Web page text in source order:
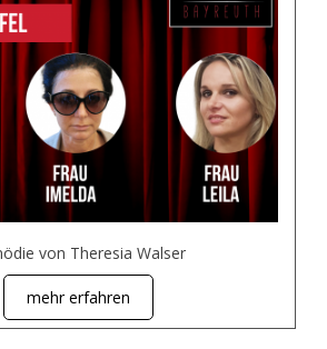
von Theresia Walser
mehr erfahren